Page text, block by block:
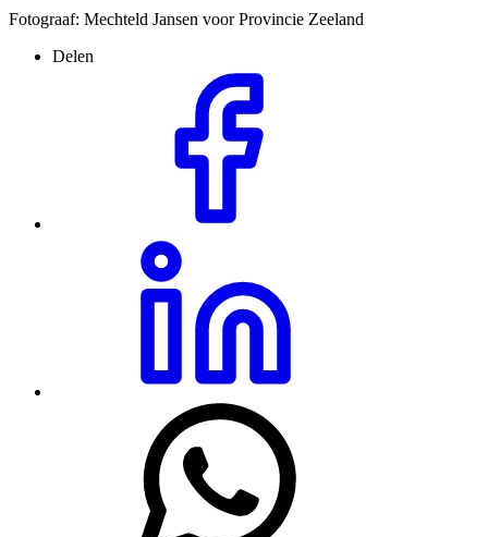
Fotograaf: Mechteld Jansen voor Provincie Zeeland
Delen